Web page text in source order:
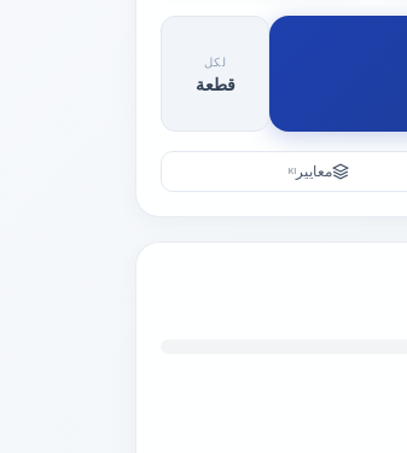
لكل
قطعة
معايير KI